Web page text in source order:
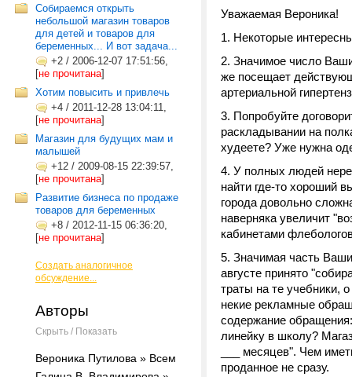
Собираемся открыть
небольшой магазин товаров
для детей и товаров для
беременных... И вот задача...
+2 / 2006-12-07 17:51:56,
[не прочитана]
Хотим повысить и привлечь
+4 / 2011-12-28 13:04:11,
[не прочитана]
Магазин для будущих мам и
малышей
+12 / 2009-08-15 22:39:57,
[не прочитана]
Развитие бизнеса по продаже
товаров для беременных
+8 / 2012-11-15 06:36:20,
[не прочитана]
Создать аналогичное
обсуждение...
Авторы
Скрыть / Показать
Вероника Путилова » Всем
Уважаемая Вероника!
1. Некоторые
2. Значимое число
же посещает
артериальной
3. Попробуйте
раскладывании на
худеете? Уже нужна
4. У полных людей
найти где-то хороший
города довольно
наверняка увеличит
кабинетами
5. Значимая часть
августе принято
траты на те учебники,
некие рекламные
содержание
линейку в школу?
___ месяцев". Чем
проданное не сразу.